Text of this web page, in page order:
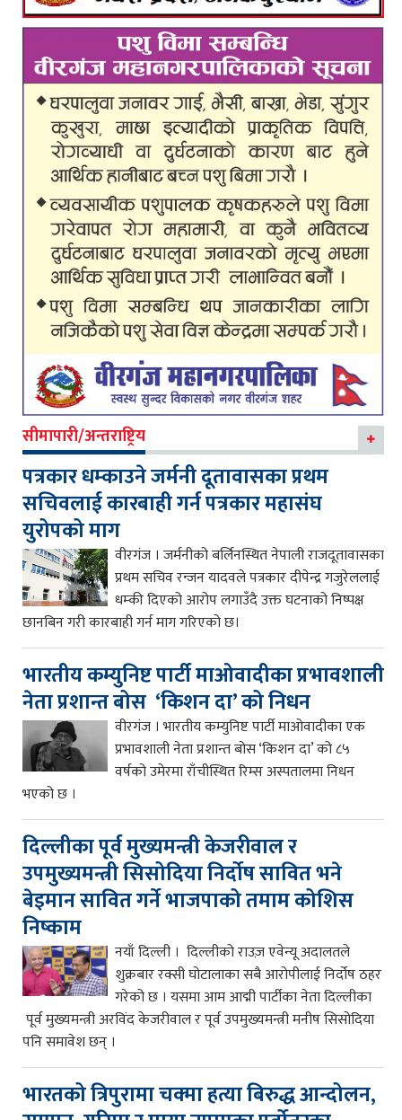
सीमापारी/अन्तराष्ट्रिय
पत्रकार धम्काउने जर्मनी दूतावासका प्रथम
सचिवलाई कारबाही गर्न पत्रकार महासंघ
युरोपको माग
वीरगंज । जर्मनीको बर्लिनस्थित नेपाली राजदूतावासका
प्रथम सचिव रन्जन यादवले पत्रकार दीपेन्द्र गजुरेललाई
धम्की दिएको आरोप लगाउँदै उक्त घटनाको निष्पक्ष
छानबिन गरी कारबाही गर्न माग गरिएको छ।
भारतीय कम्युनिष्ट पार्टी माओवादीका प्रभावशाली
नेता प्रशान्त बोस ‘किशन दा’ को निधन
वीरगंज । भारतीय कम्युनिष्ट पार्टी माओवादीका एक
प्रभावशाली नेता प्रशान्त बोस ‘किशन दा’ को ८५
वर्षको उमेरमा राँचीस्थित रिम्स अस्पतालमा निधन
भएको छ ।
दिल्लीका पूर्व मुख्यमन्त्री केजरीवाल र
उपमुख्यमन्त्री सिसोदिया निर्दोष सावित भने
बेइमान सावित गर्ने भाजपाको तमाम कोशिस
निष्काम
नयाँ दिल्ली । दिल्लीको राउज़ एवेन्यू अदालतले
शुक्रबार रक्सी घोटालाका सबै आरोपीलाई निर्दोष ठहर
गरेको छ । यसमा आम आद्मी पार्टीका नेता दिल्लीका
पूर्व मुख्यमन्त्री अरविंद केजरीवाल र पूर्व उपमुख्यमन्त्री मनीष सिसोदिया
पनि समावेश छन् ।
भारतको त्रिपुरामा चक्मा हत्या बिरुद्ध आन्दोलन,